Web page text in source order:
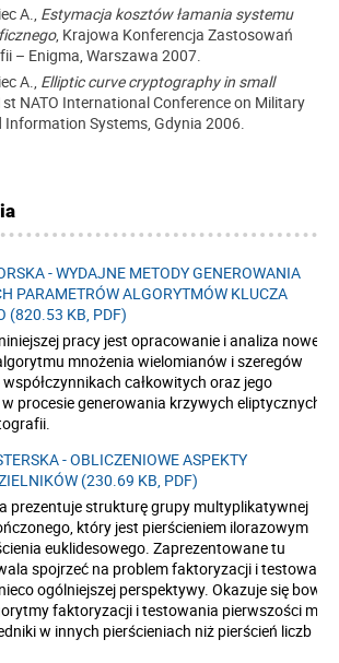
A., Estymacja kosztów łamania systemu
, Krajowa Konferencja Zastosowań
– Enigma, Warszawa 2007.
A., Elliptic curve cryptography in small
NATO International Conference on Military
Information Systems, Gdynia 2006.
- WYDAJNE METODY GENEROWANIA
PARAMETRÓW ALGORYTMÓW KLUCZA
(820.53 KB, PDF)
pracy jest opracowanie i analiza nowego,
mnożenia wielomianów i szeregów
całkowitych oraz jego
procesie generowania krzywych eliptycznych
- OBLICZENIOWE ASPEKTY
(230.69 KB, PDF)
prezentuje strukturę grupy multyplikatywnej
który jest pierścieniem ilorazowym
euklidesowego. Zaprezentowane tu
spojrzeć na problem faktoryzacji i testowania
ogólniejszej perspektywy. Okazuje się
faktoryzacji i testowania pierwszości mają
w innych pierścieniach niż pierścień liczb